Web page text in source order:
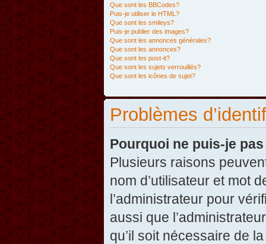
Que sont les BBCodes?
Puis-je utiliser le HTML?
Que sont les smileys?
Puis-je publier des images?
Que sont les annonces générales?
Que sont les annonces?
Que sont les post-it?
Que sont les sujets verrouillés?
Que sont les icônes de sujet?
Problèmes
Pourquoi ne puis-je
Plusieurs raisons
nom d’utilisateur et mot
l’administrateur pour
aussi que
qu’il soit nécessaire de